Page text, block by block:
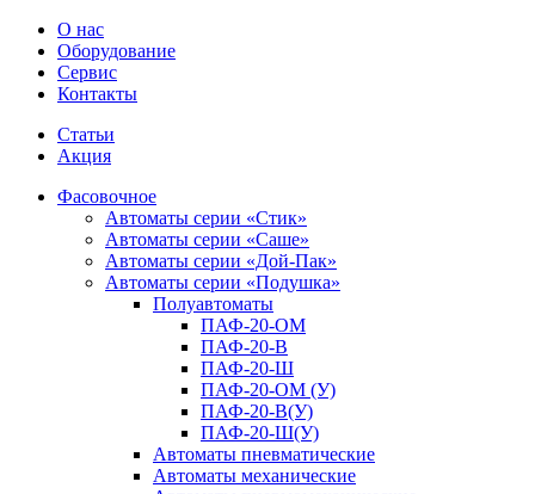
О нас
Оборудование
Сервис
Контакты
Статьи
Акция
Фасовочное
Автоматы серии «Стик»
Автоматы серии «Саше»
Автоматы серии «Дой-Пак»
Автоматы серии «Подушка»
Полуавтоматы
ПАФ-20-ОM
ПАФ-20-В
ПАФ-20-Ш
ПАФ-20-ОМ (У)
ПАФ-20-В(У)
ПАФ-20-Ш(У)
Автоматы пневматические
Автоматы механические